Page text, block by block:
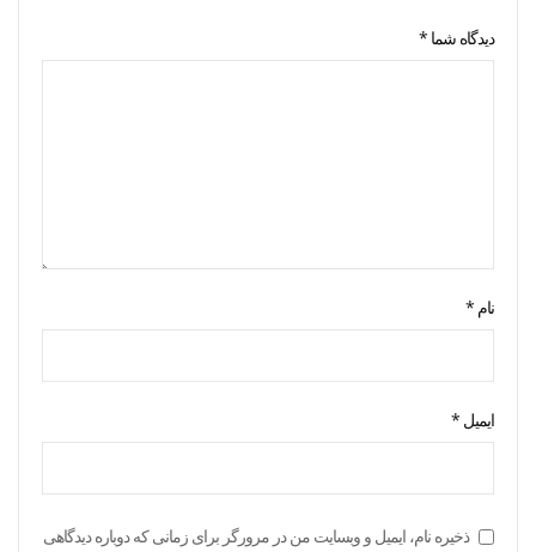
دیدگاه شما *
نام *
ایمیل *
ذخیره نام، ایمیل و وبسایت من در مرورگر برای زمانی که دوباره دیدگاهی